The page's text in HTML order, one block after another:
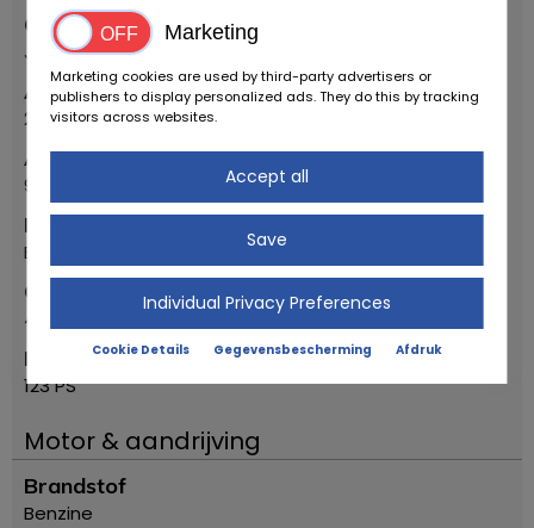
Goedkeuring door TÜV / HU
Ja
APK tot jaar
2021
APK per maand
9
Model
Bonneville, 4-Door Sedan
Cilinderinhoud
4344
Motorkracht
123 PS
Motor & aandrijving
Brandstof
Benzine
Marketing
Marketing cookies are used by third-party advertisers or
publishers to display personalized ads. They do this by tracking
visitors across websites.
Accept all
Save
Individual Privacy Preferences
Cookie Details Gegevensbescherming Afdruk